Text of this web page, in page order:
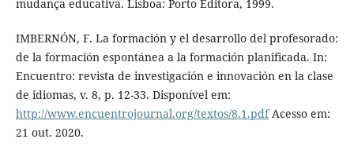
mudança educativa. Lisboa: Porto Editora, 1999.
IMBERNÓN, F. La formación y el desarrollo del profesorado:
de la formación espontánea a la formación planificada. In:
Encuentro: revista de investigación e innovación en la clase
de idiomas, v. 8, p. 12-33. Disponível em:
http://www.encuentrojournal.org/textos/8.1.pdfAcesso em:
21 out. 2020.